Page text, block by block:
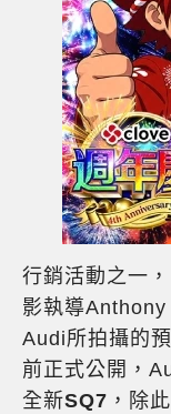
行銷活動之一
影執導
Audi所拍攝的
前正式公開，
全新SQ7 ，除